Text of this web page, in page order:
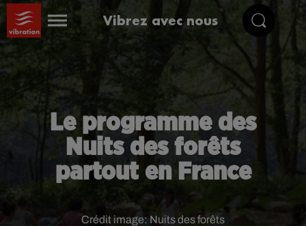
Vibrez avec nous
Le programme des
Nuits des forêts
partout en France
Crédit image: Nuits des forêts